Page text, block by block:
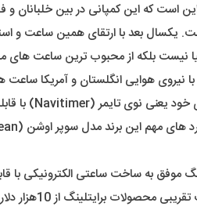
یکسال بعد با ارتقای همین ساعت و
نیست بلکه از محبوب ترین ساعت
کند که